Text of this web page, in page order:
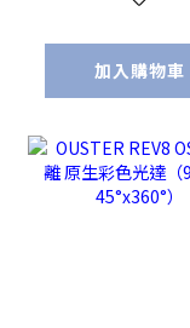
加入購物車